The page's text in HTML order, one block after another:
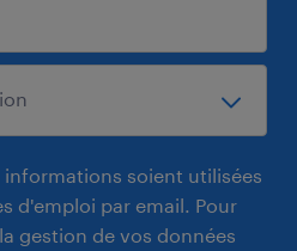
soient utilisées
d'emploi par email. Pour
gestion de vos données